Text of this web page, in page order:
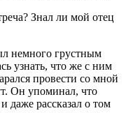
Знал ли мой отец
немного грустным
узнать, что же с ним
провести со мной
Он упоминал, что
даже рассказал о том